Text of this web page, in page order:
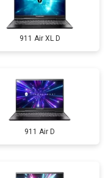
911 Air XL D
911 Air D